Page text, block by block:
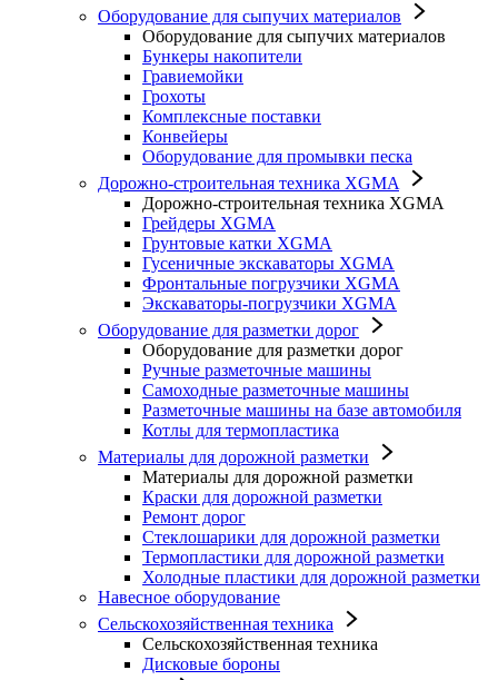
Оборудование для сыпучих материалов
Оборудование для сыпучих материалов
Бункеры накопители
Гравиемойки
Грохоты
Комплексные поставки
Конвейеры
Оборудование для промывки песка
Дорожно-строительная техника XGMA
Дорожно-строительная техника XGMA
Грейдеры XGMA
Грунтовые катки XGMA
Гусеничные экскаваторы XGMA
Фронтальные погрузчики XGMA
Экскаваторы-погрузчики XGMA
Оборудование для разметки дорог
Оборудование для разметки дорог
Ручные разметочные машины
Самоходные разметочные машины
Разметочные машины на базе автомобиля
Котлы для термопластика
Материалы для дорожной разметки
Материалы для дорожной разметки
Краски для дорожной разметки
Ремонт дорог
Стеклошарики для дорожной разметки
Термопластики для дорожной разметки
Холодные пластики для дорожной разметки
Навесное оборудование
Сельскохозяйственная техника
Сельскохозяйственная техника
Дисковые бороны